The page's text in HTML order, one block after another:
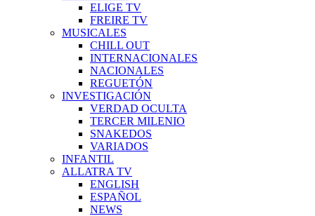
ELIGE TV
FREIRE TV
MUSICALES
CHILL OUT
INTERNACIONALES
NACIONALES
REGUETÓN
INVESTIGACIÓN
VERDAD OCULTA
TERCER MILENIO
SNAKEDOS
VARIADOS
INFANTIL
ALLATRA TV
ENGLISH
ESPAÑOL
NEWS